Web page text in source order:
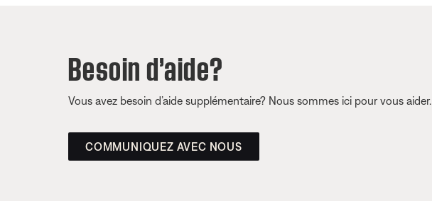
Besoin d’aide?
Vous avez besoin d’aide supplémentaire? Nous sommes ici pour vous aider.
COMMUNIQUEZ AVEC NOUS